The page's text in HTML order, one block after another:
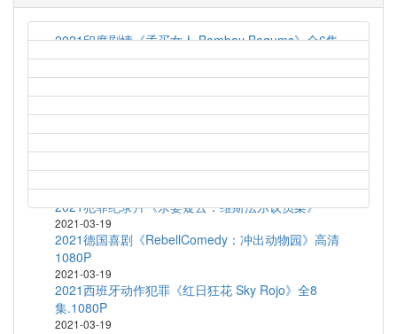
2021印度剧情《孟买女人 Bombay Begums》全6集
2021-03-19
艾伦对决法罗 Allen v. Farrow (2021) S01E04
2020法国喜剧《乘风破浪的黑哥哥》HD1080P.官方
中字
2021-03-19
2021犯罪纪录片《杀妻疑云：维斯法尔议员案》
2021-03-19
2021德国喜剧《RebellComedy：冲出动物园》高清
1080P
2021-03-19
2021西班牙动作犯罪《红日狂花 Sky Rojo》全8
集.1080P
2021-03-19